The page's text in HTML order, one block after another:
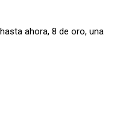
ahora, 8 de oro, una